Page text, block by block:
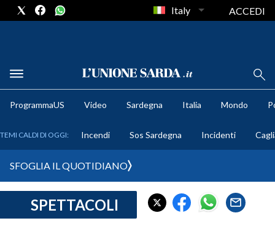
METEO
CRONACA SARDEGNA
Italy ACCEDI
ProgrammaUS Video Sardegna Italia Mondo
TEMI CALDI DI OGGI: Incendi Sos Sardegna Incidenti
SFOGLIA IL QUOTIDIANO
SPETTACOLI